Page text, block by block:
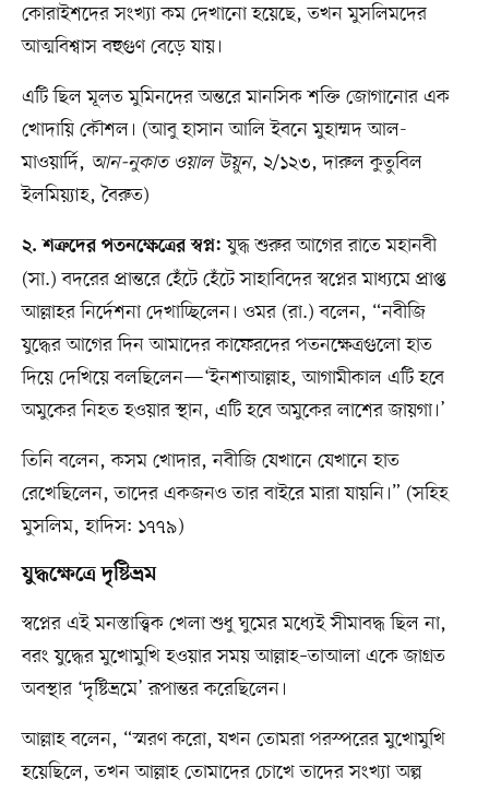
কোরাইশদের সংখ্যা কম দেখানো হয়েছে, তখন মুসলিমদের
আত্মবিশ্বাস বহুগুণ বেড়ে যায়।
এটি ছিল মূলত মুমিনদের অন্তরে মানসিক শক্তি জোগানোর এক
খোদায়ি কৌশল। (আবু হাসান আলি ইবনে মুহাম্মদ আল-
মাওয়ার্দি, আন-নুকাত ওয়াল উয়ুন, ২/১২৩, দারুল কুতুবিল
ইলমিয়্যাহ, বৈরুত)
২. শত্রুদের পতনক্ষেত্রের স্বপ্ন: যুদ্ধ শুরুর আগের রাতে মহানবী
(সা.) বদরের প্রান্তরে হেঁটে হেঁটে সাহাবিদের স্বপ্নের মাধ্যমে প্রাপ্ত
আল্লাহর নির্দেশনা দেখাচ্ছিলেন। ওমর (রা.) বলেন, “নবীজি
যুদ্ধের আগের দিন আমাদের কাফেরদের পতনক্ষেত্রগুলো হাত
দিয়ে দেখিয়ে বলছিলেন—‘ইনশাআল্লাহ, আগামীকাল এটি হবে
অমুকের নিহত হওয়ার স্থান, এটি হবে অমুকের লাশের জায়গা।’
তিনি বলেন, কসম খোদার, নবীজি যেখানে যেখানে হাত
রেখেছিলেন, তাদের একজনও তার বাইরে মারা যায়নি।” (সহিহ
মুসলিম, হাদিস: ১৭৭৯)
যুদ্ধক্ষেত্রে দৃষ্টিভ্রম
স্বপ্নের এই মনস্তাত্ত্বিক খেলা শুধু ঘুমের মধ্যেই সীমাবদ্ধ ছিল না,
বরং যুদ্ধের মুখোমুখি হওয়ার সময় আল্লাহ–তাআলা একে জাগ্রত
অবস্থার ‘দৃষ্টিভ্রমে’ রূপান্তর করেছিলেন।
আল্লাহ বলেন, “স্মরণ করো, যখন তোমরা পরস্পরের মুখোমুখি
হয়েছিলে, তখন আল্লাহ তোমাদের চোখে তাদের সংখ্যা অল্প